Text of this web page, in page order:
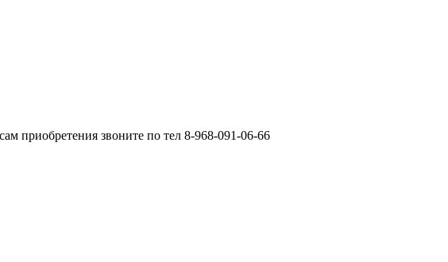
приобретения звоните по тел 8-968-091-06-66